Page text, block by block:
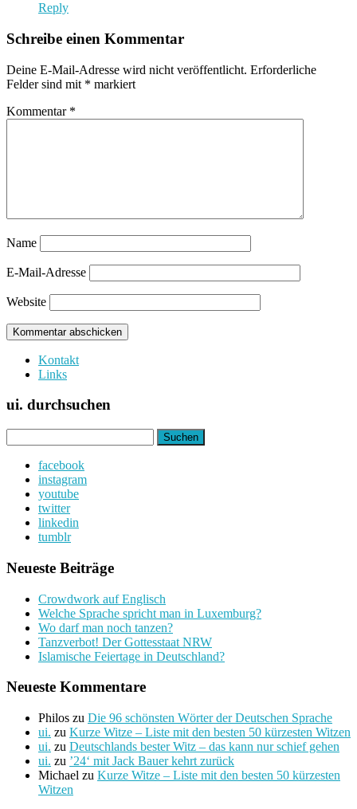
Reply
Schreibe einen Kommentar
Deine E-Mail-Adresse wird nicht veröffentlicht. Erforderliche
Felder sind mit * markiert
Kommentar *
Name
E-Mail-Adresse
Website
Kontakt
Links
ui. durchsuchen
nach:
facebook
instagram
youtube
twitter
linkedin
tumblr
Neueste Beiträge
Crowdwork auf Englisch
Welche Sprache spricht man in Luxemburg?
Wo darf man noch tanzen?
Tanzverbot! Der Gottesstaat NRW
Islamische Feiertage in Deutschland?
Neueste Kommentare
Philos zu Die 96 schönsten Wörter der Deutschen Sprache
ui. zu Kurze Witze – Liste mit den besten 50 kürzesten Witzen
ui. zu Deutschlands bester Witz – das kann nur schief gehen
ui. zu ’24‘ mit Jack Bauer kehrt zurück
Michael zu Kurze Witze – Liste mit den besten 50 kürzesten
Witzen